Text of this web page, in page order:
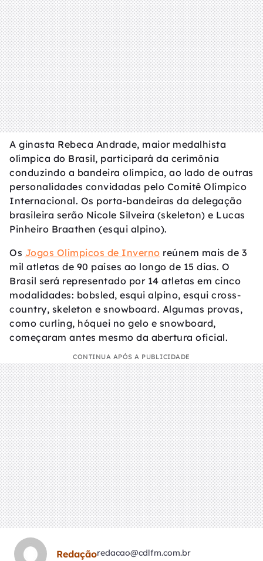
A ginasta Rebeca Andrade, maior medalhista
olímpica do Brasil, participará da cerimônia
conduzindo a bandeira olímpica, ao lado de outras
personalidades convidadas pelo Comitê Olímpico
Internacional. Os porta-bandeiras da delegação
brasileira serão Nicole Silveira (skeleton) e Lucas
Pinheiro Braathen (esqui alpino).
Os Jogos Olímpicos de Inverno reúnem mais de 3
mil atletas de 90 países ao longo de 15 dias. O
Brasil será representado por 14 atletas em cinco
modalidades: bobsled, esqui alpino, esqui cross-
country, skeleton e snowboard. Algumas provas,
como curling, hóquei no gelo e snowboard,
começaram antes mesmo da abertura oficial.
CONTINUA APÓS A PUBLICIDADE
Redaçãoredacao@cdlfm.com.br